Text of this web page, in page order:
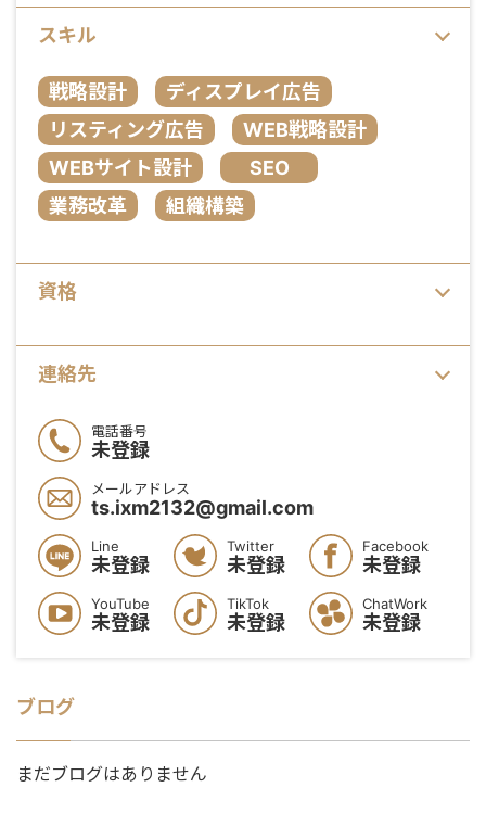
スキル
戦略設計
ディスプレイ広告
リスティング広告
WEB戦略設計
WEBサイト設計
SEO
業務改革
組織構築
資格
連絡先
電話番号
未登録
メールアドレス
ts.ixm2132@gmail.com
Line
未登録
Twitter
未登録
Facebook
未登録
YouTube
未登録
TikTok
未登録
ChatWork
未登録
ブログ
まだブログはありません